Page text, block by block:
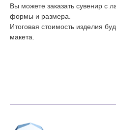
Вы можете заказать сувенир с
формы и размера.
Итоговая стоимость изделия
макета.